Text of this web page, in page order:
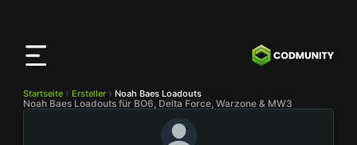
Startseite Ersteller Noah Baes Loadouts
Noah Baes Loadouts für BO6, Delta Force, Warzone & MW3